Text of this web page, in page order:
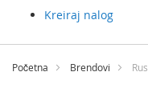
Kreiraj nalog
na
Početna Brendovi